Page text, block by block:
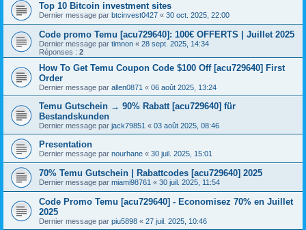
Top 10 Bitcoin investment sites
Dernier message par btcinvest0427 « 30 oct. 2025, 22:00
Code promo Temu [acu729640]: 100€ OFFERTS | Juillet 2025
Dernier message par timnon « 28 sept. 2025, 14:34
Réponses : 2
How To Get Temu Coupon Code $100 Off [acu729640] First
Order
Dernier message par allen0871 « 06 août 2025, 13:24
Temu Gutschein → 90% Rabatt [acu729640] für
Bestandskunden
Dernier message par jack79851 « 03 août 2025, 08:46
Presentation
Dernier message par nourhane « 30 juil. 2025, 15:01
70% Temu Gutschein | Rabattcodes [acu729640] 2025
Dernier message par miami98761 « 30 juil. 2025, 11:54
Code Promo Temu [acu729640] - Economisez 70% en Juillet
2025
Dernier message par piu5898 « 27 juil. 2025, 10:46